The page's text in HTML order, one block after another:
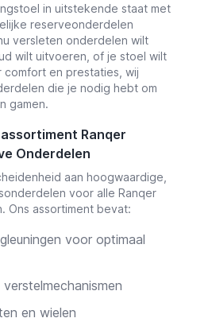
in uitstekende staat met
reserveonderdelen
versleten onderdelen wilt
wilt uitvoeren, of je stoel wilt
en prestaties, wij
die je nodig hebt om
gamen.
Ranqer
Onderdelen
aan hoogwaardige,
voor alle Ranqer
Ons assortiment bevat:
voor optimaal
verstelmechanismen
en wielen